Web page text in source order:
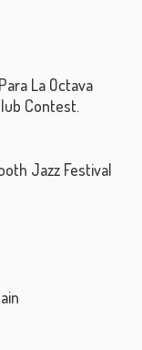
La Octava
Contest.
Jazz Festival